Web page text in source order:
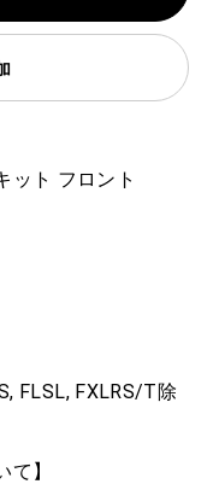
ット フロント
FLSL, FXLRS/T除
】